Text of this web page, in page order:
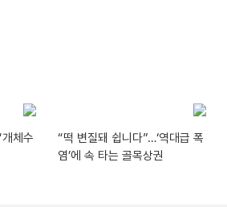
체수
“떡 변질돼 쉽니다”…‘역대급 폭
염’에 속 타는 골목상권